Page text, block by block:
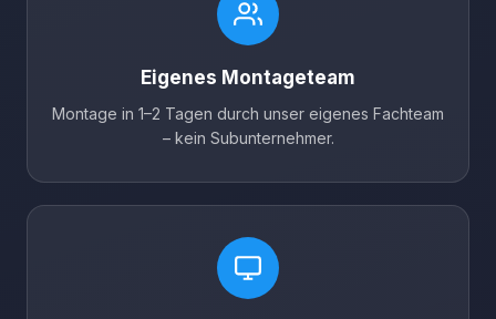
Eigenes Montageteam
Montage in 1–2 Tagen durch unser eigenes Fachteam
– kein Subunternehmer.